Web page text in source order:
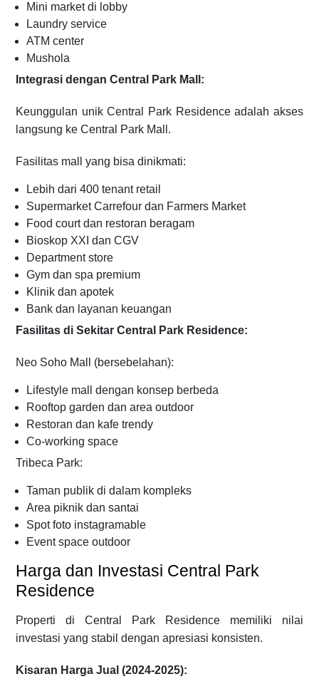
Mini market di lobby
Laundry service
ATM center
Mushola
Integrasi dengan Central Park Mall:
Keunggulan unik Central Park Residence adalah akses
langsung ke Central Park Mall.
Fasilitas mall yang bisa dinikmati:
Lebih dari 400 tenant retail
Supermarket Carrefour dan Farmers Market
Food court dan restoran beragam
Bioskop XXI dan CGV
Department store
Gym dan spa premium
Klinik dan apotek
Bank dan layanan keuangan
Fasilitas di Sekitar Central Park Residence:
Neo Soho Mall (bersebelahan):
Lifestyle mall dengan konsep berbeda
Rooftop garden dan area outdoor
Restoran dan kafe trendy
Co-working space
Tribeca Park:
Taman publik di dalam kompleks
Area piknik dan santai
Spot foto instagramable
Event space outdoor
Harga dan Investasi Central Park
Residence
Properti di Central Park Residence memiliki nilai
investasi yang stabil dengan apresiasi konsisten.
Kisaran Harga Jual (2024-2025):